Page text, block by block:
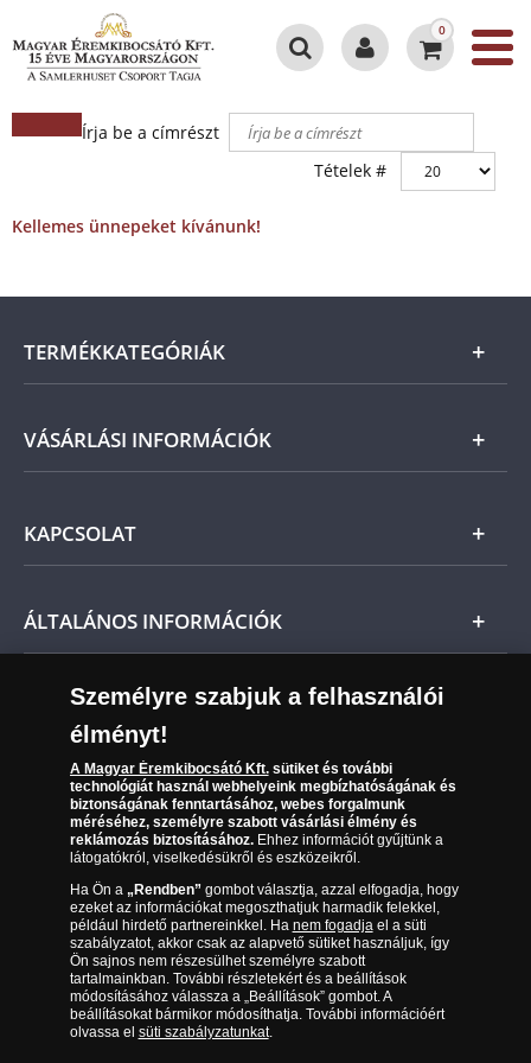
0
Írja be a címrészt
Tételek #
Kellemes ünnepeket kívánunk!
TERMÉKKATEGÓRIÁK
Arany
Magyar
VÁSÁRLÁSI INFORMÁCIÓK
Kézbesítés
Reklamáció
Visszaküldés
Elállási űrlap
KAPCSOLAT
Ügyfélszolgálat
Leiratkozás a hírlevélről
Karrier
ÁLTALÁNOS INFORMÁCIÓK
Sütik (cookies) használata
Süti (cookies)Beállítások
Társaságunkról
Az érmék és érmek ára és értéke
Gyakran ismételt kérdések
Adatkezelés
06 80 888 889
(díjmentesen hívható hétfőtől csütörtökig 9.00 és 17.00
óra között, péntekenként 9.00 és 15.00 óra között)
Személyre szabjuk a felhasználói
élményt!
A Magyar Éremkibocsátó Kft.sütiket és további
technológiát használ webhelyeink megbízhatóságának és
biztonságának fenntartásához, webes forgalmunk
méréséhez, személyre szabott vásárlási élmény és
reklámozás biztosításához.Ehhez információt gyűjtünk a
látogatókról, viselkedésükről és eszközeikről.
Ha Ön a „Rendben”gombot választja, azzal elfogadja, hogy
ezeket az információkat megoszthatjuk harmadik felekkel,
például hirdető partnereinkkel. Ha nem fogadjael a süti
szabályzatot, akkor csak az alapvető sütiket használjuk, így
Ön sajnos nem részesülhet személyre szabott
tartalmainkban. További részletekért és a beállítások
módosításához válassza a „Beállítások” gombot. A
beállításokat bármikor módosíthatja. További információért
olvassa el süti szabályzatunkat.